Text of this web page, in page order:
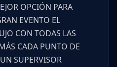
OPCIÓN PARA
EVENTO EL
CON TODAS LAS
CADA PUNTO DE
SUPERVISOR